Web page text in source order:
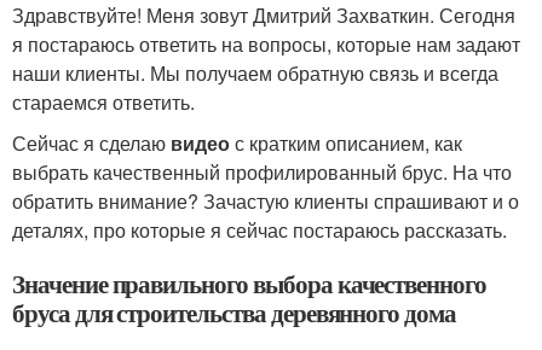
Здравствуйте! Меня зовут Дмитрий Захваткин. Сегодня
я постараюсь ответить на вопросы, которые нам задают
наши клиенты. Мы получаем обратную связь и всегда
стараемся ответить.
Сейчас я сделаю видеос кратким описанием, как
выбрать качественный профилированный брус. На что
обратить внимание? Зачастую клиенты спрашивают и о
деталях, про которые я сейчас постараюсь рассказать.
Значение правильного выбора качественного
бруса для строительства деревянного дома